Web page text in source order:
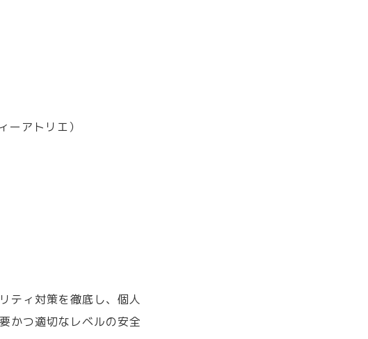
アトリエ）
ティ対策を徹底し、個人
かつ適切なレベルの安全